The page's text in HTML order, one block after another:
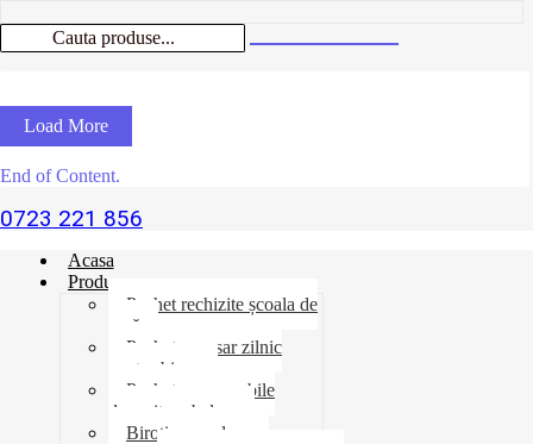
Load More
End of Content.
0723 221 856
Acasa
Produse
Pachet rechizite școala de
vară
Pachet necesar zilnic
pentru birou
Pachet consumabile
depozit-ambalare
Birotica-produse